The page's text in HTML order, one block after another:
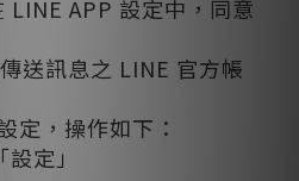
LINE APP 設定中，同意
送訊息之 LINE 官方帳
定，操作如下：
定」